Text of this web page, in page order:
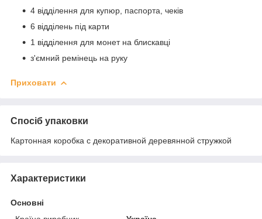
4 відділення для купюр, паспорта, чеків
6 відділень під карти
1 відділення для монет на блискавці
з'ємний ремінець на руку
Приховати
Спосіб упаковки
Картонная коробка с декоративной деревянной стружкой
Характеристики
Основні